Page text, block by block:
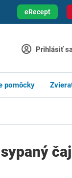
eRecept
Prihlásiť
pomôcky